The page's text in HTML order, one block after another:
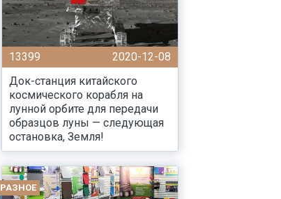
13399
2020-12-08
Док-станция китайского
космического корабля на
лунной орбите для передачи
образцов луны — следующая
остановка, Земля!
РАЗНОЕ